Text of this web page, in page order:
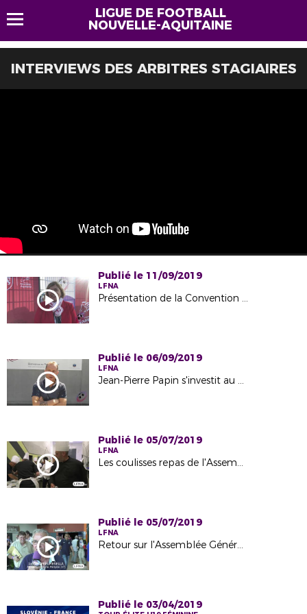
LIGUE DE FOOTBALL
NOUVELLE-AQUITAINE
INTERVIEWS DES ARBITRES STAGIAIRES
Publié le 11/09/2019
LFNA
Présentation de la Convention "Match de l'Emploi"
Publié le 06/09/2019
LFNA
Jean-Pierre Papin s'investit au profit du football amateur en Nouvelle-Aquitaine
Publié le 05/07/2019
LFNA
Les coulisses repas de l'Assemblée Générale 2019
Publié le 05/07/2019
LFNA
Retour sur l'Assemblée Générale du 29 Juin 2019 à l'Espace Carat d'Angoulême
Publié le 03/04/2019